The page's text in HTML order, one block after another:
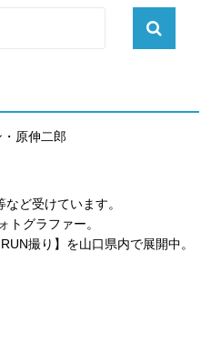
原伸二郎
ど受けています。
トグラファー。
撮り】を山口県内で展開中。